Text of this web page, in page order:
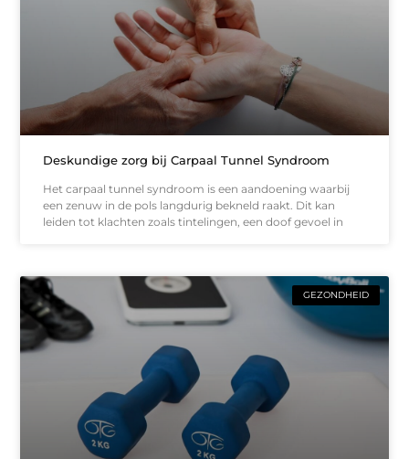
Deskundige zorg bij Carpaal Tunnel Syndroom
Het carpaal tunnel syndroom is een aandoening waarbij
een zenuw in de pols langdurig bekneld raakt. Dit kan
leiden tot klachten zoals tintelingen, een doof gevoel in
GEZONDHEID